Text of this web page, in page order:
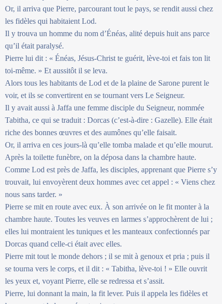
Or, il arriva que Pierre, parcourant tout le pays, se rendit aussi chez
les fidèles qui habitaient Lod.
Il y trouva un homme du nom d’Énéas, alité depuis huit ans parce
qu’il était paralysé.
Pierre lui dit : « Énéas, Jésus-Christ te guérit, lève-toi et fais ton lit
toi-même. » Et aussitôt il se leva.
Alors tous les habitants de Lod et de la plaine de Sarone purent le
voir, et ils se convertirent en se tournant vers Le Seigneur.
Il y avait aussi à Jaffa une femme disciple du Seigneur, nommée
Tabitha, ce qui se traduit : Dorcas (c’est-à-dire : Gazelle). Elle était
riche des bonnes œuvres et des aumônes qu’elle faisait.
Or, il arriva en ces jours-là qu’elle tomba malade et qu’elle mourut.
Après la toilette funèbre, on la déposa dans la chambre haute.
Comme Lod est près de Jaffa, les disciples, apprenant que Pierre s’y
trouvait, lui envoyèrent deux hommes avec cet appel : « Viens chez
nous sans tarder. »
Pierre se mit en route avec eux. À son arrivée on le fit monter à la
chambre haute. Toutes les veuves en larmes s’approchèrent de lui ;
elles lui montraient les tuniques et les manteaux confectionnés par
Dorcas quand celle-ci était avec elles.
Pierre mit tout le monde dehors ; il se mit à genoux et pria ; puis il
se tourna vers le corps, et il dit : « Tabitha, lève-toi ! » Elle ouvrit
les yeux et, voyant Pierre, elle se redressa et s’assit.
Pierre, lui donnant la main, la fit lever. Puis il appela les fidèles et